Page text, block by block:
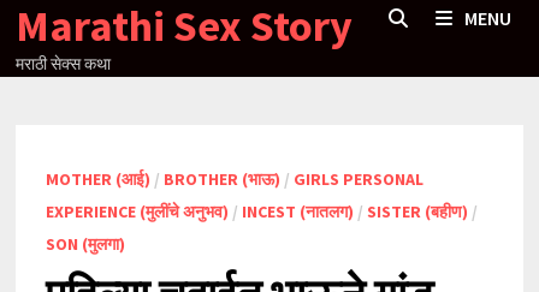
Skip
content
Marathi Sex Story
मराठी सेक्स कथा
MENU
MOTHER (आई) / BROTHER (भाऊ) / GIRLS PERSONAL
EXPERIENCE (मुलींचे अनुभव) / INCEST (नातलग) / SISTER (बहीण) /
SON (मुलगा)